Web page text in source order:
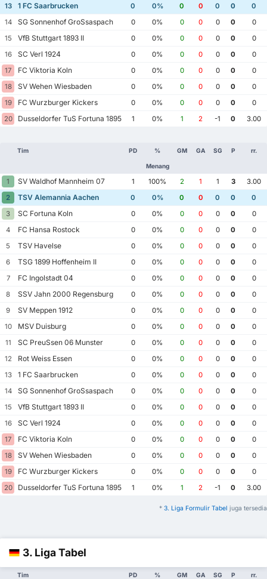
13
1 FC Saarbrucken 0 0% 0 0 0 0
0
14
SG Sonnenhof GroSsaspach 0 0% 0 0 0 0
0
15
VfB Stuttgart 1893 II 0 0% 0 0 0 0
0
16
SC Verl 1924 0 0% 0 0 0 0
0
17
FC Viktoria Koln 0 0% 0 0 0 0
0
18
SV Wehen Wiesbaden 0 0% 0 0 0 0
0
19
FC Wurzburger Kickers 0 0% 0 0 0 0
0
20
Dusseldorfer TuS Fortuna 1895 1 0% 1 2 -1 0 3.00
Tim PD %
Menang
GM GA SG P rr.
1 SV Waldhof Mannheim 07 1 100% 2 1 1 3
3.00
2
TSV Alemannia Aachen 0 0% 0 0 0 0
0
3
SC Fortuna Koln 0 0% 0 0 0 0
0
4
FC Hansa Rostock 0 0% 0 0 0 0
0
5
TSV Havelse 0 0% 0 0 0 0
0
6
TSG 1899 Hoffenheim II 0 0% 0 0 0 0
0
7
FC Ingolstadt 04 0 0% 0 0 0 0
0
8
SSV Jahn 2000 Regensburg 0 0% 0 0 0 0
0
9
SV Meppen 1912 0 0% 0 0 0 0
0
10
MSV Duisburg 0 0% 0 0 0 0
0
11
SC PreuSsen 06 Munster 0 0% 0 0 0 0
0
12
Rot Weiss Essen 0 0% 0 0 0 0
0
13
1 FC Saarbrucken 0 0% 0 0 0 0
0
14
SG Sonnenhof GroSsaspach 0 0% 0 0 0 0
0
15
VfB Stuttgart 1893 II 0 0% 0 0 0 0
0
16
SC Verl 1924 0 0% 0 0 0 0
0
17
FC Viktoria Koln 0 0% 0 0 0 0
0
18
SV Wehen Wiesbaden 0 0% 0 0 0 0
0
19
FC Wurzburger Kickers 0 0% 0 0 0 0
0
20
Dusseldorfer TuS Fortuna 1895 1 0% 1 2 -1 0 3.00
* 3. Liga Formulir Tabel juga tersedia
3. Liga Tabel
Tim PD % GM GA SG P rr.